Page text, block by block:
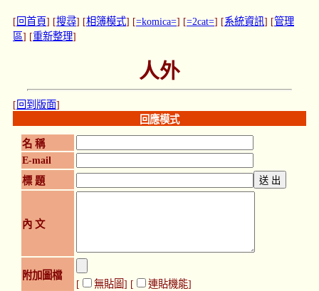
[ 回首頁] [搜尋] [相簿模式] [=komica=] [=2cat=] [系統資訊] [管理
區] [重新整理]
人外
[ 回到版面]
回應模式
名 稱
E-mail
標 題
內 文
附加圖檔
[ 無貼圖] [ 連貼機能]